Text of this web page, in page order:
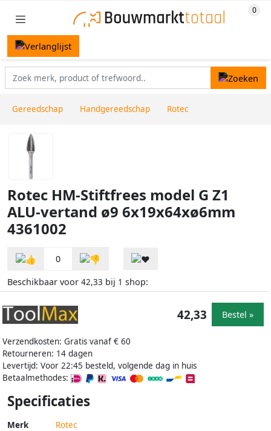
Gereedschap Handgereedschap Rotec
Rotec HM-Stiftfrees model G Z1
ALU-vertand ø9 6x19x64xø6mm
4361002
0
Beschikbaar voor 42,33 bij 1 shop:
Verzendkosten: Gratis vanaf € 60
Retourneren: 14 dagen
Levertijd: Voor 22:45 besteld, volgende dag in huis
Betaalmethodes:
42,33 Bestel »
Specificaties
Merk Rotec